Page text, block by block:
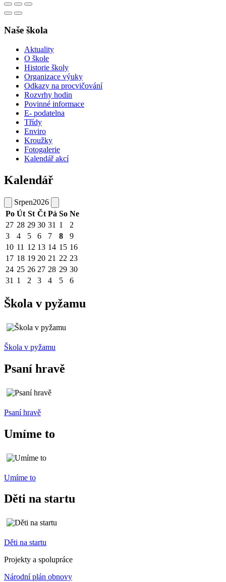
Naše škola
Aktuality
O škole
Historie školy
Organizace výuky
Odkazy na procvičování
Rozvrhy hodin
Povinné informace
E- podatelna
Třídy
Enviro
Kroužky
Fotogalerie
Kalendář akcí
Kalendář
Srpen2026
Po Út St Čt Pá So Ne
27 28 29 30 31 1
2
3
4 5 6 7 8
9
10 11 12 13 14 15 16
17 18 19 20 21 22 23
24 25 26 27 28 29 30
31 1 2 3 4 5 6
Škola v pyžamu
Škola v pyžamu
Psaní hravě
Psaní hravě
Umíme to
Umíme to
Děti na startu
Děti na startu
Projekty a spolupráce
Národní plán obnovy